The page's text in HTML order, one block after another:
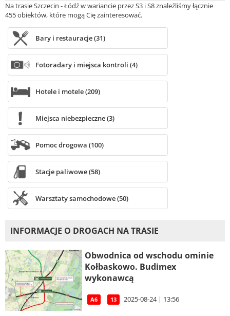
Na trasie Szczecin - Łódź w wariancie przez S3 i S8 znaleźliśmy łącznie
455 obiektów, które mogą Cię zainteresować.
Bary i restauracje (31)
Fotoradary i miejsca kontroli (4)
Hotele i motele (209)
Miejsca niebezpieczne (3)
Pomoc drogowa (100)
Stacje paliwowe (58)
Warsztaty samochodowe (50)
INFORMACJE O DROGACH NA TRASIE
Obwodnica od wschodu ominie
Kołbaskowo. Budimex
wykonawcą
A6 13 2025-08-24 | 13:56